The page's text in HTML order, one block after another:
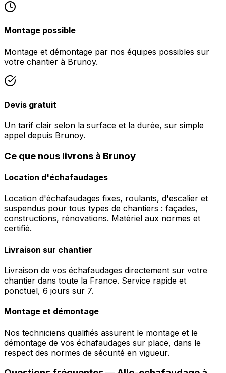
Montage possible
Montage et démontage par nos équipes possibles sur
votre chantier à Brunoy.
Devis gratuit
Un tarif clair selon la surface et la durée, sur simple
appel depuis Brunoy.
Ce que nous livrons à Brunoy
Location d'échafaudages
Location d'échafaudages fixes, roulants, d'escalier et
suspendus pour tous types de chantiers : façades,
constructions, rénovations. Matériel aux normes et
certifié.
Livraison sur chantier
Livraison de vos échafaudages directement sur votre
chantier dans toute la France. Service rapide et
ponctuel, 6 jours sur 7.
Montage et démontage
Nos techniciens qualifiés assurent le montage et le
démontage de vos échafaudages sur place, dans le
respect des normes de sécurité en vigueur.